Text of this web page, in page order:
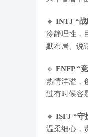
🔹 INTJ “战
冷静理性，
默布局、说
🔹 ENFP “
热情洋溢，
过有时候容
🔹 ISFJ “守
温柔细心，